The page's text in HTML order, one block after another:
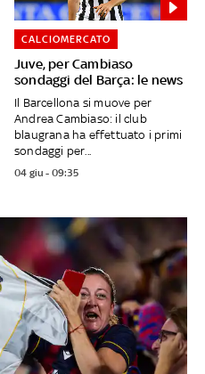
Juve, per Cambiaso
sondaggi del Barça: le news
CALCIOMERCATO
Il Barcellona si muove per
Andrea Cambiaso: il club
blaugrana ha effettuato i primi
sondaggi per...
04 giu - 09:35